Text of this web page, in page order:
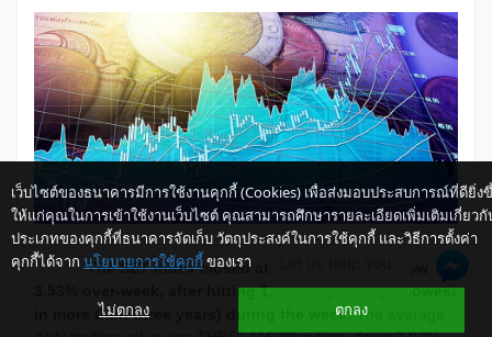
The SET index closed at 1,514.14 points, down
3.53% over-week, after hitting 1,507.36 points (its lowest
in more than three years) during the week.The average
เว็บไซต์ของธนาคารมีการใช้งานคุกกี้ (Cookies) เพื่อส่งมอบประสบการณ์ที่ดียิ่ง
ให้แก่คุณในการเข้าใช้งานเว็บไซต์ คุณสามารถศึกษารายละเอียดเพิ่มเติมเกี่ยวกั
ประเภทของคุกกี้ที่ธนาคารจัดเก็บ วัตถุประสงค์ในการใช้คุกกี้ และวิธีการตั้งค่า
คุกกี้ได้จาก นโยบายการใช้คุกกี้ ของเรา
ไม่ตกลง ตกลง